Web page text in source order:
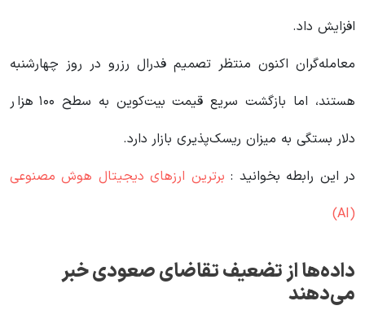
افزایش داد.
معامله‌گران اکنون منتظر تصمیم فدرال رزرو در روز چهارشنبه
هستند، اما بازگشت سریع قیمت بیت‌کوین به سطح ۱۰۰ هزار
دلار بستگی به میزان ریسک‌پذیری بازار دارد.
در این رابطه بخوانید‌ : برترین ارزهای دیجیتال هوش مصنوعی
(AI)
داده‌ها از تضعیف تقاضای صعودی خبر
می‌دهند